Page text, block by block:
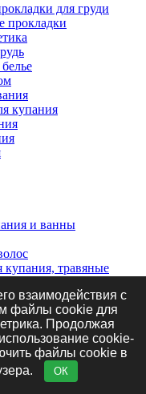
для груди
прокладки
купания
и ванны
купания, травяные
и впитывающие
взаимодействия с
файлы cookie для
Продолжая
cookie-
файлы cookie в
ОК